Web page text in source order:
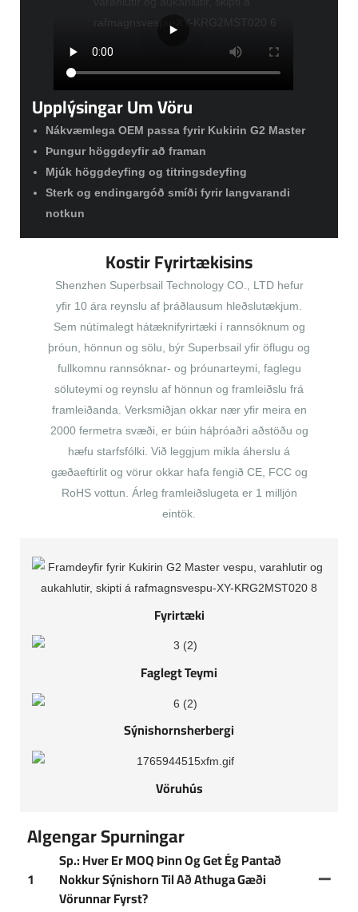
Upplýsingar Um Vöru
Nákvæmlega OEM passa fyrir Kukirin G2 Master
Þungur höggdeyfir að framan
Mjúk höggdeyfing og titringsdeyfing
Sterk og endingargóð smíði fyrir langvarandi
notkun
Kostir Fyrirtækisins
Shenzhen Superbsail Technology CO., LTD hefur
yfir 10 ára reynslu af þráðlausum hleðslutækjum.
Sem nútímalegt hátæknifyrirtæki í rannsóknum og
þróun, hönnun og sölu, býr Superbsail yfir öflugu og
fullkomnu rannsóknar- og þróunarteymi, faglegu
söluteymi og reynslu af hönnun og framleiðslu frá
framleiðanda. Verksmiðjan okkar nær yfir meira en
2000 fermetra svæði, er búin háþróaðri aðstöðu og
hæfu starfsfólki. Við leggjum mikla áherslu á
gæðaeftirlit og vörur okkar hafa fengið CE, FCC og
RoHS vottun. Árleg framleiðslugeta er 1 milljón
eintök.
Fyrirtæki
Faglegt Teymi
Sýnishornsherbergi
Vöruhús
Algengar Spurningar
1
Sp.: Hver Er MOQ Þinn Og Get Ég Pantað
Nokkur Sýnishorn Til Að Athuga Gæði
Vörunnar Fyrst?